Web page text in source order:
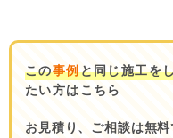
この事例と同じ施工を
たい方はこちら
お見積り、ご相談は無